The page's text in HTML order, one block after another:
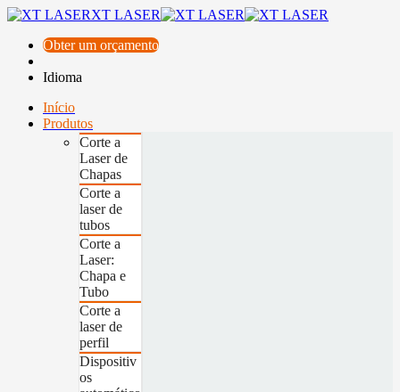
XT LASER
Obter um orçamento
Idioma
Início
Produtos
Corte a
Laser de
Chapas
Corte a
laser de
tubos
Corte a
Laser:
Chapa e
Tubo
Corte a
laser de
perfil
Dispositiv
os